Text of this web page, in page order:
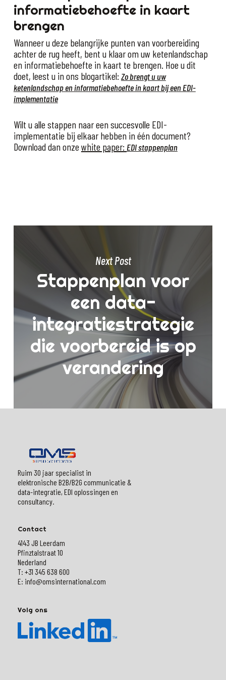
informatiebehoefte in kaart
brengen
Wanneer u deze belangrijke punten van voorbereiding
achter de rug heeft, bent u klaar om uw ketenlandschap
en informatiebehoefte in kaart te brengen. Hoe u dit
doet, leest u in ons blogartikel: Zo brengt u uw
ketenlandschap en informatiebehoefte in kaart bij een EDI-
implementatie
Wilt u alle stappen naar een succesvolle EDI-
implementatie bij elkaar hebben in één document?
Download dan onzewhite paper: EDI stappenplan
Next Post
Stappenplan voor
een data-
integratiestrategie
die voorbereid is op
verandering
Ruim 30 jaar specialist in
elektronische B2B/B2G communicatie &
data-integratie, EDI oplossingen en
consultancy.
Contact
4143 JB Leerdam
Pfinztalstraat 10
Nederland
T: +31 345 638 600
E: info@omsinternational.com
Volg ons